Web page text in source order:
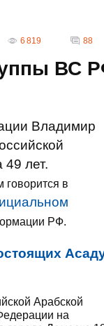
6 819 88
ВС
Владимир
лет.
говорится в
РФ.
Арабской
на